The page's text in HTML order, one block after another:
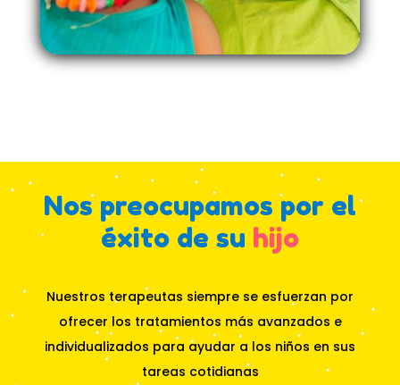
Nos preocupamos por el
éxito de su hijo
Nuestros terapeutas siempre se esfuerzan por
ofrecer los tratamientos más avanzados e
individualizados para ayudar a los niños en sus
tareas cotidianas